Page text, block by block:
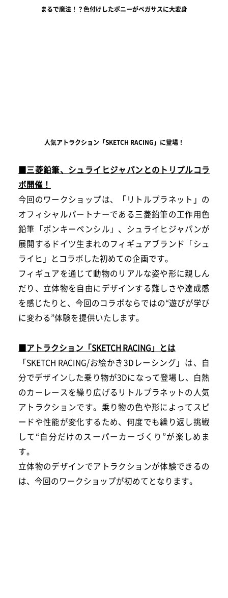
まるで魔法！？色付けしたポニーがペガサスに大変身
人気アトラクション「SKETCH RACING」に登場！
■三菱鉛筆、シュライヒジャパンとのトリプルコラ
ボ開催！
今回のワークショップは、「リトルプラネット」の
オフィシャルパートナーである三菱鉛筆の工作用色
鉛筆「ポンキーペンシル」、シュライヒジャパンが
展開するドイツ生まれのフィギュアブランド「シュ
ライヒ」とコラボした初めての企画です。
フィギュアを通じて動物のリアルな姿や形に親しん
だり、立体物を自由にデザインする難しさや達成感
を感じたりと、今回のコラボならではの“遊びが学び
に変わる”体験を提供いたします。
■アトラクション「SKETCH RACING」とは
「SKETCH RACING/お絵かき3Dレーシング」は、自
分でデザインした乗り物が3Dになって登場し、白熱
のカーレースを繰り広げるリトルプラネットの人気
アトラクションです。乗り物の色や形によってスピ
ードや性能が変化するため、何度でも繰り返し挑戦
して“自分だけのスーパーカーづくり”が楽しめま
す。
立体物のデザインでアトラクションが体験できるの
は、今回のワークショップが初めてとなります。